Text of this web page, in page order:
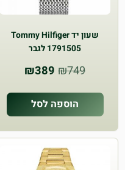
שעון יד Tommy Hilfiger
1791505 לגבר
₪749
המחיר
היה:
₪749.
₪389 המחיר
הוא:
₪389.
הוספה לסל